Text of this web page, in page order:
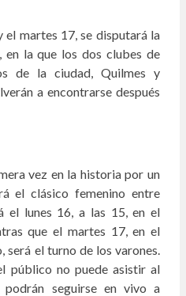
el martes 17, se disputará la
en la que los dos clubes de
de la ciudad, Quilmes y
a encontrarse después
vez en la historia por un
el clásico femenino entre
el lunes 16, a las 15, en el
que el martes 17, en el
el turno de los varones.
público no puede asistir al
seguirse en vivo a